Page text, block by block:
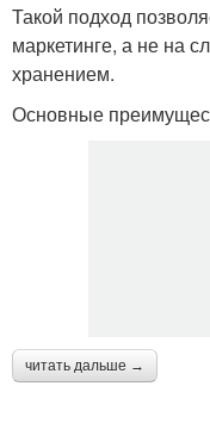
Такой подход
маркетинге, а не на
хранением.
Основные
читать дальше →